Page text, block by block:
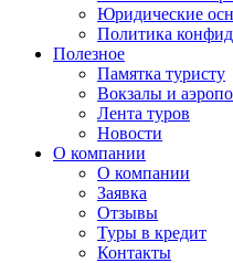
Юридические
Политика
Полезное
Памятка туристу
Вокзалы и
Лента туров
Новости
О компании
О компании
Заявка
Отзывы
Туры в кредит
Контакты